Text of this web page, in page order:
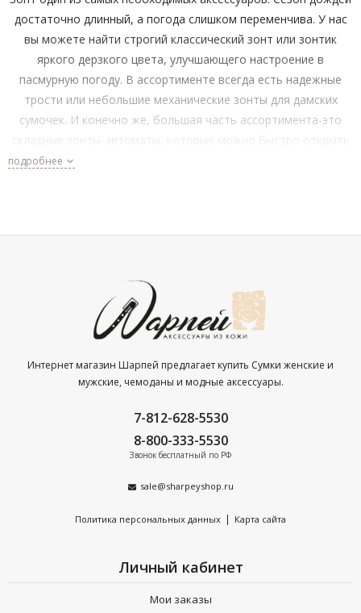
достаточно длинный, а погода слишком переменчива. У нас
вы можете найти строгий классический зонт или зонтик
яркого дерзкого цвета, улучшающего настроение в
пасмурную погоду. В ассортименте всегда есть надежные
трости или небольшие механические зонты для дамских
сумочек. И конечно же, большая часть ассортимента-это
складные зонты-автоматы, которые можно быстро открыть
Flioraj.
качества. Наличие сертификатов на каждую товарную
Бесплатная доставка по Санкт-Петербургу при заказе от
Гарантия на зонты любого производителя 6 месяцев.
подробнее
Интернет магазин Шарпей предлагает купить Сумки женские и
мужские, чемоданы и модные аксессуары.
7-812-628-5530
8-800-333-5530
Звонок бесплатный по РФ
sale@sharpeyshop.ru
Политика персональных данных | Карта сайта
Личный кабинет
Мои заказы